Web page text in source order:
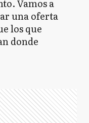
Vamos a
una oferta
los que
donde